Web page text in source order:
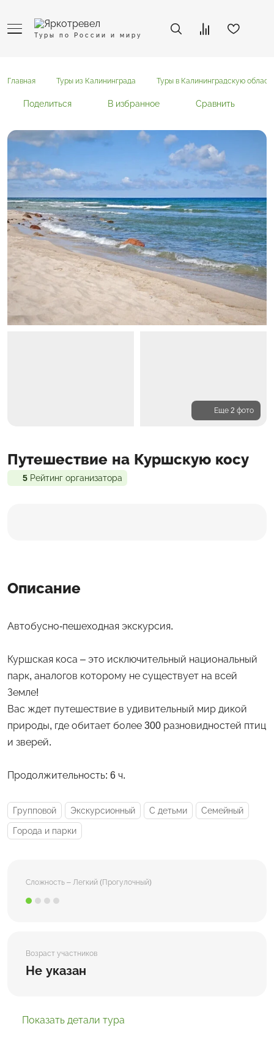
Туры по России и миру
Главная Туры из Калининграда Туры в Калининградскую
Поделиться В избранное Сравнить
Еще 2 фото
Программа Входит в стоимость Доп. расходы
Путешествие на Куршскую косу
5 Рейтинг организатора
Описание
Автобусно-пешеходная экскурсия.
Куршская коса – это исключительный национальный
парк, аналогов которому не существует на всей
Земле!
Вас ждет путешествие в удивительный мир дикой
природы, где обитает более 300 разновидностей птиц
и зверей.
Продолжительность: 6 ч.
Групповой Экскурсионный С детьми Семейный
Города и парки
Сложность – Легкий (Прогулочный)
Возраст участников
Не указан
Показать детали тура